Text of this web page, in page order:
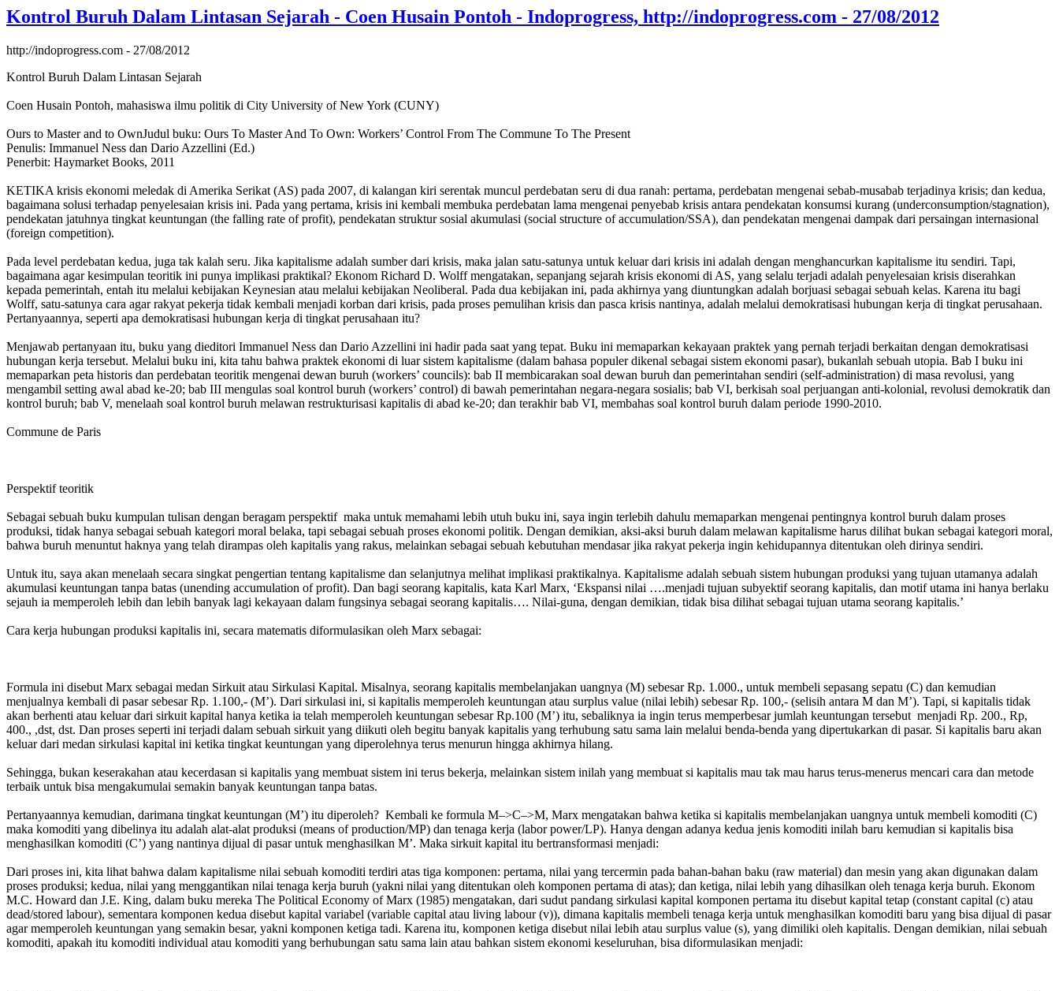
Kontrol Buruh Dalam Lintasan Sejarah - Coen Husain Pontoh - Indoprogress, http://indoprogress.com - 27/08/2012
http://indoprogress.com - 27/08/2012
Kontrol Buruh Dalam Lintasan Sejarah
Coen Husain Pontoh, mahasiswa ilmu politik di City University of New York (CUNY)
Ours to Master and to OwnJudul buku: Ours To Master And To Own: Workers’ Control From The Commune To The Present
Penulis: Immanuel Ness dan Dario Azzellini (Ed.)
Penerbit: Haymarket Books, 2011
KETIKA krisis ekonomi meledak di Amerika Serikat (AS) pada 2007, di kalangan kiri serentak muncul perdebatan seru di dua ranah: pertama, perdebatan mengenai sebab-musabab terjadinya krisis; dan kedua,
bagaimana solusi terhadap penyelesaian krisis ini. Pada yang pertama, krisis ini kembali membuka perdebatan lama mengenai penyebab krisis antara pendekatan konsumsi kurang (underconsumption/stagnation),
pendekatan jatuhnya tingkat keuntungan (the falling rate of profit), pendekatan struktur sosial akumulasi (social structure of accumulation/SSA), dan pendekatan mengenai dampak dari persaingan internasional
(foreign competition).
Pada level perdebatan kedua, juga tak kalah seru. Jika kapitalisme adalah sumber dari krisis, maka jalan satu-satunya untuk keluar dari krisis ini adalah dengan menghancurkan kapitalisme itu sendiri. Tapi,
bagaimana agar kesimpulan teoritik ini punya implikasi praktikal? Ekonom Richard D. Wolff mengatakan, sepanjang sejarah krisis ekonomi di AS, yang selalu terjadi adalah penyelesaian krisis diserahkan
kepada pemerintah, entah itu melalui kebijakan Keynesian atau melalui kebijakan Neoliberal. Pada dua kebijakan ini, pada akhirnya yang diuntungkan adalah borjuasi sebagai sebuah kelas. Karena itu bagi
Wolff, satu-satunya cara agar rakyat pekerja tidak kembali menjadi korban dari krisis, pada proses pemulihan krisis dan pasca krisis nantinya, adalah melalui demokratisasi hubungan kerja di tingkat perusahaan.
Pertanyaannya, seperti apa demokratisasi hubungan kerja di tingkat perusahaan itu?
Menjawab pertanyaan itu, buku yang dieditori Immanuel Ness dan Dario Azzellini ini hadir pada saat yang tepat. Buku ini memaparkan kekayaan praktek yang pernah terjadi berkaitan dengan demokratisasi
hubungan kerja tersebut. Melalui buku ini, kita tahu bahwa praktek ekonomi di luar sistem kapitalisme (dalam bahasa populer dikenal sebagai sistem ekonomi pasar), bukanlah sebuah utopia. Bab I buku ini
memaparkan peta historis dan perdebatan teoritik mengenai dewan buruh (workers’ councils): bab II membicarakan soal dewan buruh dan pemerintahan sendiri (self-administration) di masa revolusi, yang
mengambil setting awal abad ke-20; bab III mengulas soal kontrol buruh (workers’ control) di bawah pemerintahan negara-negara sosialis; bab VI, berkisah soal perjuangan anti-kolonial, revolusi demokratik dan
kontrol buruh; bab V, menelaah soal kontrol buruh melawan restrukturisasi kapitalis di abad ke-20; dan terakhir bab VI, membahas soal kontrol buruh dalam periode 1990-2010.
Commune de Paris
Perspektif teoritik
Sebagai sebuah buku kumpulan tulisan dengan beragam perspektif maka untuk memahami lebih utuh buku ini, saya ingin terlebih dahulu memaparkan mengenai pentingnya kontrol buruh dalam proses
produksi, tidak hanya sebagai sebuah kategori moral belaka, tapi sebagai sebuah proses ekonomi politik. Dengan demikian, aksi-aksi buruh dalam melawan kapitalisme harus dilihat bukan sebagai kategori moral,
bahwa buruh menuntut haknya yang telah dirampas oleh kapitalis yang rakus, melainkan sebagai sebuah kebutuhan mendasar jika rakyat pekerja ingin kehidupannya ditentukan oleh dirinya sendiri.
Untuk itu, saya akan menelaah secara singkat pengertian tentang kapitalisme dan selanjutnya melihat implikasi praktikalnya. Kapitalisme adalah sebuah sistem hubungan produksi yang tujuan utamanya adalah
akumulasi keuntungan tanpa batas (unending accumulation of profit). Dan bagi seorang kapitalis, kata Karl Marx, ‘Ekspansi nilai ….menjadi tujuan subyektif seorang kapitalis, dan motif utama ini hanya berlaku
sejauh ia memperoleh lebih dan lebih banyak lagi kekayaan dalam fungsinya sebagai seorang kapitalis…. Nilai-guna, dengan demikian, tidak bisa dilihat sebagai tujuan utama seorang kapitalis.’
Cara kerja hubungan produksi kapitalis ini, secara matematis diformulasikan oleh Marx sebagai:
Formula ini disebut Marx sebagai medan Sirkuit atau Sirkulasi Kapital. Misalnya, seorang kapitalis membelanjakan uangnya (M) sebesar Rp. 1.000., untuk membeli sepasang sepatu (C) dan kemudian
menjualnya kembali di pasar sebesar Rp. 1.100,- (M’). Dari sirkulasi ini, si kapitalis memperoleh keuntungan atau surplus value (nilai lebih) sebesar Rp. 100,- (selisih antara M dan M’). Tapi, si kapitalis tidak
akan berhenti atau keluar dari sirkuit kapital hanya ketika ia telah memperoleh keuntungan sebesar Rp.100 (M’) itu, sebaliknya ia ingin terus memperbesar jumlah keuntungan tersebut menjadi Rp. 200., Rp,
400., ,dst, dst. Dan proses seperti ini terjadi dalam sebuah sirkuit yang diikuti oleh begitu banyak kapitalis yang terhubung satu sama lain melalui benda-benda yang dipertukarkan di pasar. Si kapitalis baru akan
keluar dari medan sirkulasi kapital ini ketika tingkat keuntungan yang diperolehnya terus menurun hingga akhirnya hilang.
Sehingga, bukan keserakahan atau kecerdasan si kapitalis yang membuat sistem ini terus bekerja, melainkan sistem inilah yang membuat si kapitalis mau tak mau harus terus-menerus mencari cara dan metode
terbaik untuk bisa mengakumulai semakin banyak keuntungan tanpa batas.
Pertanyaannya kemudian, darimana tingkat keuntungan (M’) itu diperoleh? Kembali ke formula M–>C–>M, Marx mengatakan bahwa ketika si kapitalis membelanjakan uangnya untuk membeli komoditi (C)
maka komoditi yang dibelinya itu adalah alat-alat produksi (means of production/MP) dan tenaga kerja (labor power/LP). Hanya dengan adanya kedua jenis komoditi inilah baru kemudian si kapitalis bisa
menghasilkan komoditi (C’) yang nantinya dijual di pasar untuk menghasilkan M’. Maka sirkuit kapital itu bertransformasi menjadi:
Dari proses ini, kita lihat bahwa dalam kapitalisme nilai sebuah komoditi terdiri atas tiga komponen: pertama, nilai yang tercermin pada bahan-bahan baku (raw material) dan mesin yang akan digunakan dalam
proses produksi; kedua, nilai yang menggantikan nilai tenaga kerja buruh (yakni nilai yang ditentukan oleh komponen pertama di atas); dan ketiga, nilai lebih yang dihasilkan oleh tenaga kerja buruh. Ekonom
M.C. Howard dan J.E. King, dalam buku mereka The Political Economy of Marx (1985) mengatakan, dari sudut pandang sirkulasi kapital komponen pertama itu disebut kapital tetap (constant capital (c) atau
dead/stored labour), sementara komponen kedua disebut kapital variabel (variable capital atau living labour (v)), dimana kapitalis membeli tenaga kerja untuk menghasilkan komoditi baru yang bisa dijual di pasar
agar memperoleh keuntungan yang semakin besar, yakni komponen ketiga tadi. Karena itu, komponen ketiga disebut nilai lebih atau surplus value (s), yang dimiliki oleh kapitalis. Dengan demikian, nilai sebuah
komoditi, apakah itu komoditi individual atau komoditi yang berhubungan satu sama lain atau bahkan sistem ekonomi keseluruhan, bisa diformulasikan menjadi: